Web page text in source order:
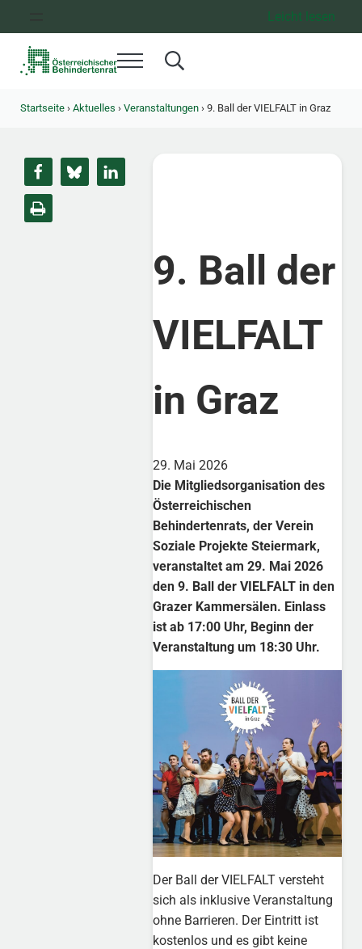
Leicht lesen
Menü Search...
Startseite › Aktuelles › Veranstaltungen ›9. Ball der VIELFALT in Graz
9. Ball der
VIELFALT
in Graz
29. Mai 2026
Die Mitgliedsorganisation des
Österreichischen
Behindertenrats, der Verein
Soziale Projekte Steiermark,
veranstaltet am 29. Mai 2026
den 9. Ball der VIELFALT in den
Grazer Kammersälen. Einlass
ist ab 17:00 Uhr, Beginn der
Veranstaltung um 18:30 Uhr.
Der Ball der VIELFALT versteht
sich als inklusive Veranstaltung
ohne Barrieren. Der Eintritt ist
kostenlos und es gibt keine